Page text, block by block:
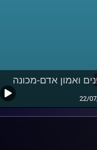
ואמון אדם-מכונה
22/